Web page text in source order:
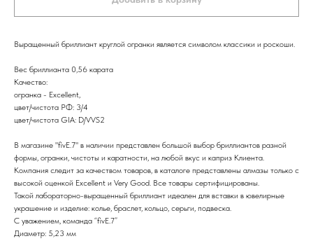
Выращенный бриллиант круглой огранки является символом классики и роскоши.
Вес бриллианта 0,56 карата
Качество:
огранка - Excellent,
цвет/чистота РФ: 3/4
цвет/чистота GIA: D/VVS2
В магазине "fivE.7" в наличии представлен большой выбор бриллиантов разной
формы, огранки, чистоты и каратности, на любой вкус и каприз Клиента.
Компания следит за качеством товаров, в каталоге представлены алмазы только с
высокой оценкой Excellent и Very Good. Все товары сертифицированы.
Такой лабораторно-выращенный бриллиант идеален для вставки в ювелирные
украшение и изделие: колье, браслет, кольцо, серьги, подвеска.
С уважением, команда “fivE.7”
Диаметр: 5,23 мм